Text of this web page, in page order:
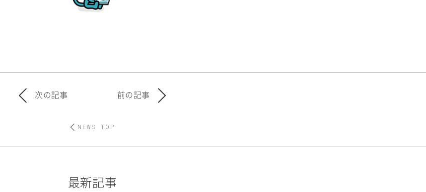
次の記事 前の記事
NEWS TOP
最新記事